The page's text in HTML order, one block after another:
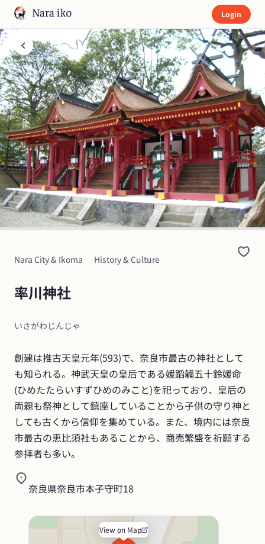
Login
Nara City & Ikoma History & Culture
率川神社
いさがわじんじゃ
創建は推古天皇元年(593)で、奈良市最古の神社として
も知られる。神武天皇の皇后である媛蹈韛五十鈴媛命
(ひめたたらいすずひめのみこと)を祀っており、皇后の
両親も祭神として鎮座していることから子供の守り神と
しても古くから信仰を集めている。また、境内には奈良
市最古の恵比須社もあることから、商売繁盛を祈願する
参拝者も多い。
奈良県奈良市本子守町18
View on Map